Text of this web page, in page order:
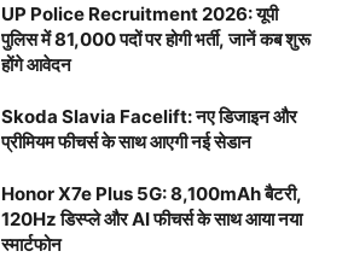
UP Police Recruitment 2026: यूपी
पुलिस में 81,000 पदों पर होगी भर्ती, जानें कब शुरू
होंगे आवेदन
Skoda Slavia Facelift: नए डिजाइन और
प्रीमियम फीचर्स के साथ आएगी नई सेडान
Honor X7e Plus 5G: 8,100mAh बैटरी,
120Hz डिस्प्ले और AI फीचर्स के साथ आया नया
स्मार्टफोन